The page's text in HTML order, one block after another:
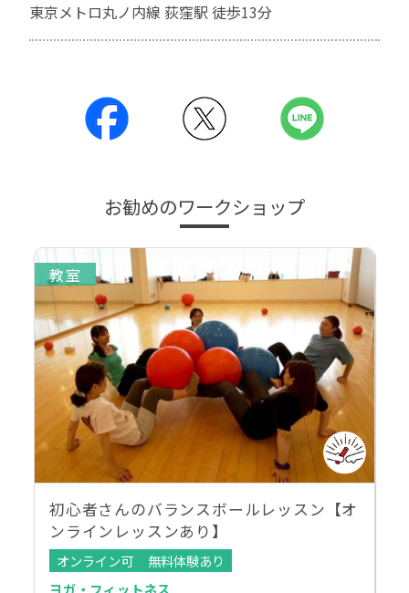
東京メトロ丸ノ内線 荻窪駅 徒歩13分
お勧めのワークショップ
教室
初心者さんのバランスボールレッスン【オ
ンラインレッスンあり】
オンライン可
無料体験あり
ヨガ・フィットネス